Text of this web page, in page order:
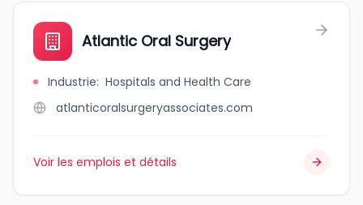
Atlantic Oral Surgery
Industrie: Hospitals and Health Care
atlanticoralsurgeryassociates.com
Voir les emplois et détails